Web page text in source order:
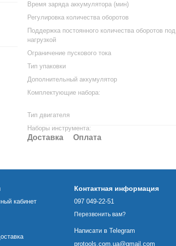
Время заряда аккумулятора (мин)
Регулировка количества оборотов
Поддержка постоянного количества оборотов под
нагрузкой
Ограничение пускового тока
Тип упаковки
Дополнительный аккумулятор
Комплектующие набора:
Тип двигателя
Наборы инструмента:
Доставка Оплата
кабинет
Контактная информация
097 049-22-51
Перезвонить вам?
Написати в Telegram
protools.com.ua@gmail.com